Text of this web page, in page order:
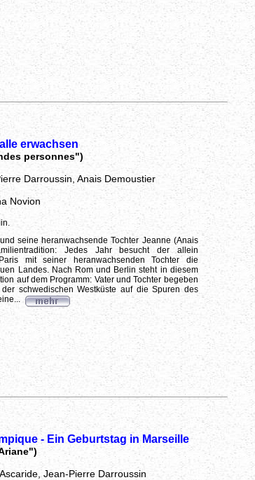
erwachsen
personnes")
Darroussin, Anais Demoustier
Novion
seine heranwachsende Tochter Jeanne (Anais
Jedes Jahr besucht der allein
mit seiner heranwachsenden Tochter die
Landes. Nach Rom und Berlin steht in diesem
auf dem Programm: Vater und Tochter begeben
schwedischen Westküste auf die Spuren des
- Ein Geburtstag in Marseille
Jean-Pierre Darroussin